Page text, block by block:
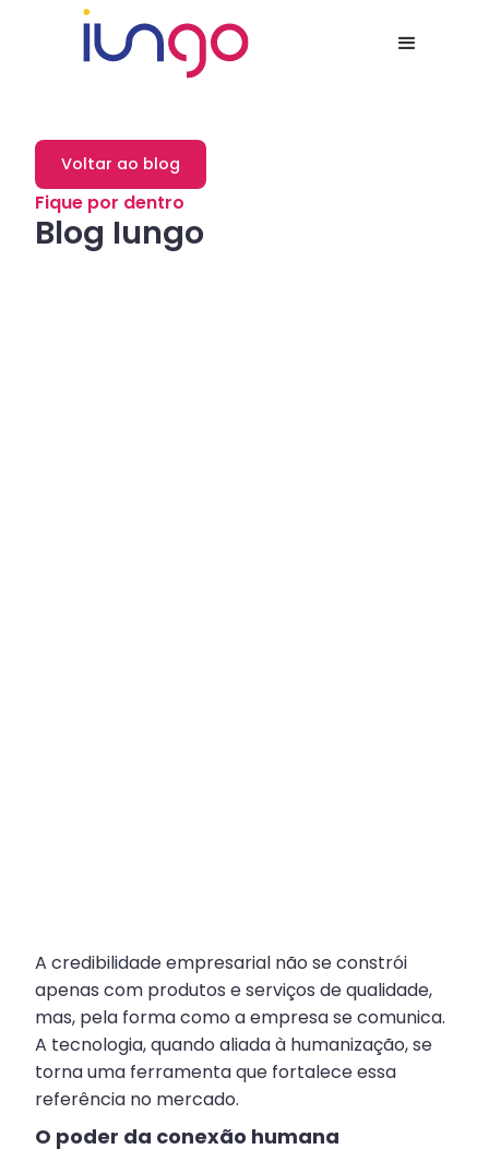
Fique por dentro
Blog Iungo
Voltar ao blog
A credibilidade empresarial não se constrói
apenas com produtos e serviços de qualidade,
mas, pela forma como a empresa se comunica.
A tecnologia, quando aliada à humanização, se
torna uma ferramenta que fortalece essa
referência no mercado.
O poder da conexão humana